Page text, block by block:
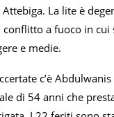
La lite è
a fuoco in cui
e medie.
c’è
di 54 anni che